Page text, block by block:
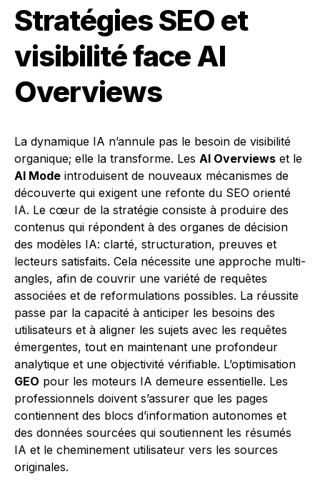
Stratégies SEO et
visibilité face AI
Overviews
La dynamique IA n’annule pas le besoin de visibilité
organique; elle la transforme. Les AI Overviews et le
AI Mode introduisent de nouveaux mécanismes de
découverte qui exigent une refonte du SEO orienté
IA. Le cœur de la stratégie consiste à produire des
contenus qui répondent à des organes de décision
des modèles IA: clarté, structuration, preuves et
lecteurs satisfaits. Cela nécessite une approche multi-
angles, afin de couvrir une variété de requêtes
associées et de reformulations possibles. La réussite
passe par la capacité à anticiper les besoins des
utilisateurs et à aligner les sujets avec les requêtes
émergentes, tout en maintenant une profondeur
analytique et une objectivité vérifiable. L’optimisation
GEO pour les moteurs IA demeure essentielle. Les
professionnels doivent s’assurer que les pages
contiennent des blocs d’information autonomes et
des données sourcées qui soutiennent les résumés
IA et le cheminement utilisateur vers les sources
originales.